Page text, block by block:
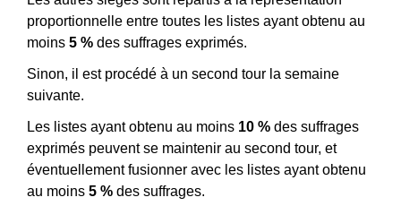
proportionnelle entre toutes les listes ayant obtenu au
moins 5 % des suffrages exprimés.
Sinon, il est procédé à un second tour la semaine
suivante.
Les listes ayant obtenu au moins 10 % des suffrages
exprimés peuvent se maintenir au second tour, et
éventuellement fusionner avec les listes ayant obtenu
au moins 5 % des suffrages.